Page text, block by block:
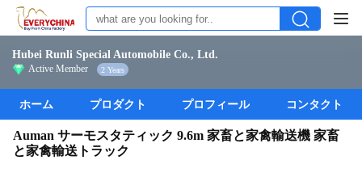
Hubei Runli Special Automobile Co., Ltd.
Active Member 2 Years
ホーム プロダクト プロフィール コンタクト
Auman サーモスタティック 9.6m 家畜と家禽輸送機 家畜
と家禽輸送トラック